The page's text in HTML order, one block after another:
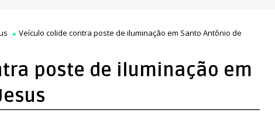
Veículo colide contra poste de iluminação em Santo Antônio de
poste de iluminação em